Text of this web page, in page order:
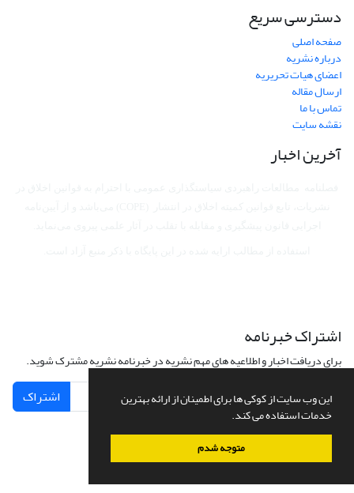
این وب سایت از کوکی ها برای اطمینان از ارائه بهترین
خدمات استفاده می کند.
متوجه شدم
دسترسی سریع
صفحه اصلی
درباره نشریه
اعضای هیات تحریریه
ارسال مقاله
تماس با ما
نقشه سایت
آخرین اخبار
اشتراک خبرنامه
برای دریافت اخبار و اطلاعیه های مهم نشریه در خبرنامه نشریه مشترک شوید.
اشتراک
سامانه مدیریت نشریات علمی.طراحی و پیاده سازی ازسیناوب